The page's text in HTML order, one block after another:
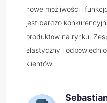
nowe możliwości i
jest bardzo
produktów na rynku.
elastyczny i
klientów.